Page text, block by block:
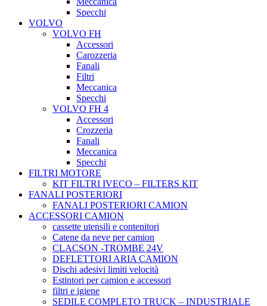
Specchi
VOLVO
VOLVO FH
Accessori
Carozzeria
Fanali
Filtri
Meccanica
Specchi
VOLVO FH 4
Accessori
Crozzeria
Fanali
Meccanica
Specchi
FILTRI MOTORE
KIT FILTRI IVECO – FILTERS KIT
FANALI POSTERIORI
FANALI POSTERIORI CAMION
ACCESSORI CAMION
cassette utensili e contenitori
Catene da neve per camion
CLACSON -TROMBE 24V
DEFLETTORI ARIA CAMION
Dischi adesivi limiti velocità
Estintori per camion e accessori
filtri e igiene
SEDILE COMPLETO TRUCK – INDUSTRIALE